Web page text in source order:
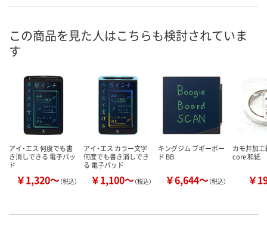
号
お届け日
数量
カゴへ
数量
カゴへ
数量
カ
この商品を見た人はこちらも検討されていま
す
アイ・エス 何度でも書
き消しできる 電子パッ
ド
￥1,320～（税込）
アイ・エス カラー文字
何度でも書き消しでき
る 電子パッド
￥1,100～（税込）
キングジム ブギーボー
ド BB
￥6,644～（税込）
カモ井加
core 和紙
￥